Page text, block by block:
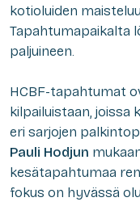
kotioluiden
Tapahtumapaikalta
paljuineen.
HCBF-tapahtumat
kilpailuistaan, joissa
eri sarjojen
Pauli Hodjun
kesätapahtumaa
fokus on hyvässä